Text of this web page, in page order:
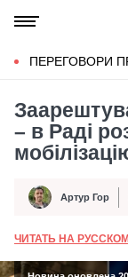
ПЕРЕГОВОРИ
– в Раді
Автор Артур Гор
Дата публікації
ЧИТАТЬ НА